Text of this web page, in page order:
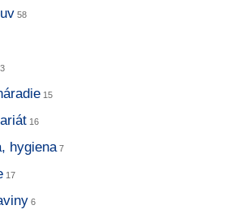
hygiena